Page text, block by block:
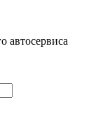
автосервиса